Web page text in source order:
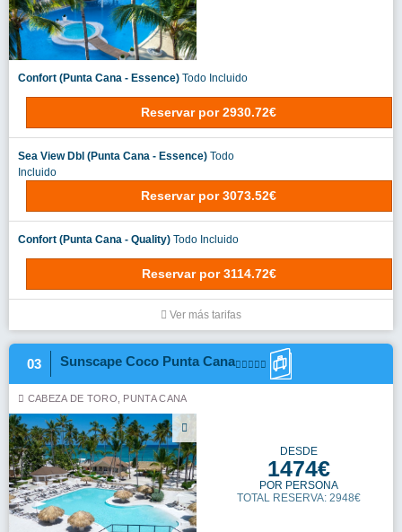
Confort (Punta Cana - Essence) Todo Incluido
Reservar por 2930.72€
Sea View Dbl (Punta Cana - Essence) Todo
Incluido
Reservar por 3073.52€
Confort (Punta Cana - Quality) Todo Incluido
Reservar por 3114.72€
Ver más tarifas
03 Sunscape Coco Punta Cana
CABEZA DE TORO, PUNTA CANA
DESDE
1474€
POR PERSONA
TOTAL RESERVA: 2948€